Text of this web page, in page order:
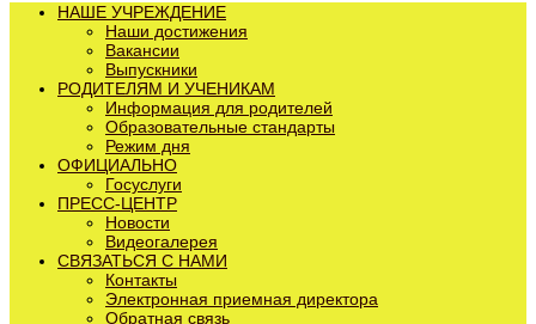
НАШЕ УЧРЕЖДЕНИЕ
Наши достижения
Вакансии
Выпускники
РОДИТЕЛЯМ И УЧЕНИКАМ
Информация для родителей
Образовательные стандарты
Режим дня
ОФИЦИАЛЬНО
Госуслуги
ПРЕСС-ЦЕНТР
Новости
Видеогалерея
СВЯЗАТЬСЯ С НАМИ
Контакты
Электронная приемная директора
Обратная связь